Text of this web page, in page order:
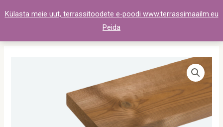
Külasta meie uut, terrassitoodete e-poodi www.terrassimaailm.eu
Peida
to